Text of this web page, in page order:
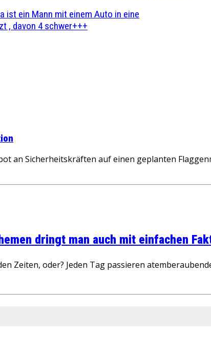
ist ein Mann mit einem Auto in eine
, davon 4 schwer+++
an Sicherheitskräften auf einen geplanten
dringt man auch mit einfachen
Zeiten, oder? Jeden Tag passieren